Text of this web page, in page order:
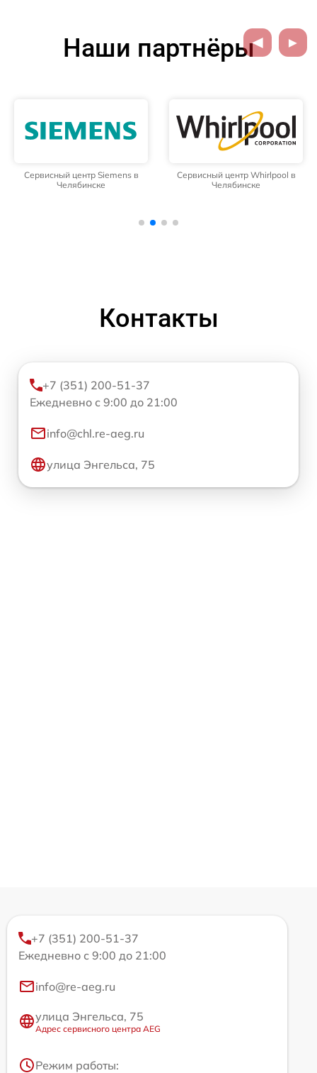
Наши партнёры
Сервисный центр Siemens в
Челябинске
Сервисный центр Whirlpool в
Челябинске
Контакты
+7 (351) 200-51-37
Ежедневно с 9:00 до 21:00
info@chl.re-aeg.ru
улица Энгельса, 75
+7 (351) 200-51-37
Ежедневно с 9:00 до 21:00
info@re-aeg.ru
улица Энгельса, 75
Адрес сервисного центра AEG
Режим работы: